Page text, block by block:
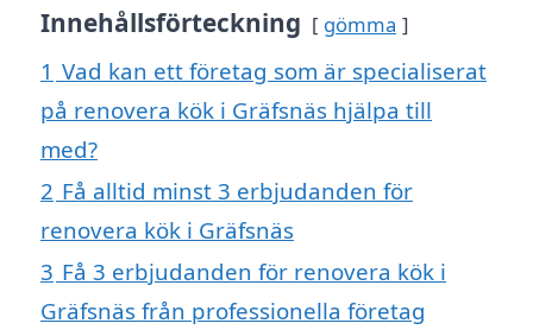
Innehållsförteckning gömma
1 Vad kan ett företag som är specialiserat
på renovera kök i Gräfsnäs hjälpa till
med?
2 Få alltid minst 3 erbjudanden för
renovera kök i Gräfsnäs
3 Få 3 erbjudanden för renovera kök i
Gräfsnäs från professionella företag